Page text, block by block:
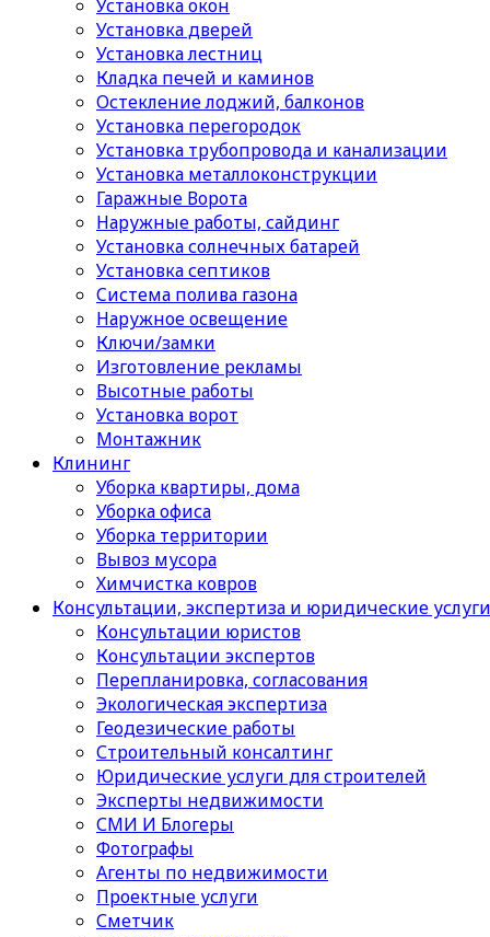
Установка окон
Установка дверей
Установка лестниц
Кладка печей и каминов
Остекление лоджий, балконов
Установка перегородок
Установка трубопровода и канализации
Установка металлоконструкции
Гаражные Ворота
Наружные работы, сайдинг
Установка солнечных батарей
Установка септиков
Cистема полива газона
Наружное освещение
Ключи/замки
Изготовление рекламы
Высотные работы
Установка ворот
Монтажник
Клининг
Уборка квартиры, дома
Уборка офиса
Уборка территории
Вывоз мусора
Химчистка ковров
Консультации, экспертиза и юридические услуги
Консультации юристов
Консультации экспертов
Перепланировка, согласования
Экологическая экспертиза
Геодезические работы
Строительный консалтинг
Юридические услуги для строителей
Эксперты недвижимости
СМИ И Блогеры
Фотографы
Агенты по недвижимости
Проектные услуги
Сметчик